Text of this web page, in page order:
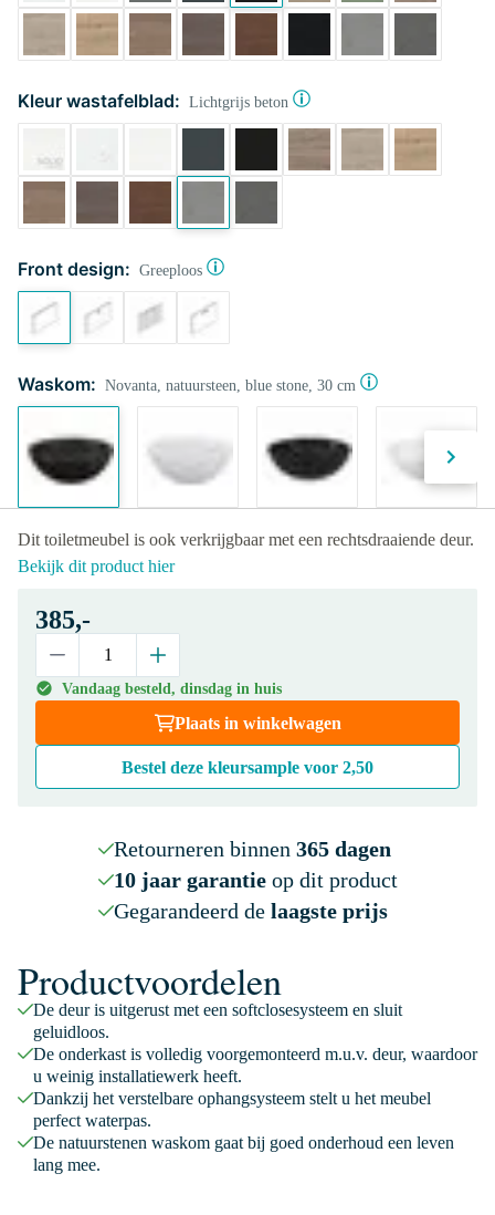
Kleur wastafelblad: Lichtgrijs beton
Front design: Greeploos
Waskom: Novanta, natuursteen, blue stone, 30 cm
Dit toiletmeubel is ook verkrijgbaar met een rechtsdraaiende deur.
Bekijk dit product hier
385,-
Vandaag besteld, dinsdag in huis
Plaats in winkelwagen
Bestel deze kleursample voor 2,50
Retourneren binnen 365 dagen
10 jaar garantieop dit product
Gegarandeerd de laagste prijs
Productvoordelen
De deur is uitgerust met een softclosesysteem en sluit
geluidloos.
De onderkast is volledig voorgemonteerd m.u.v. deur, waardoor
u weinig installatiewerk heeft.
Dankzij het verstelbare ophangsysteem stelt u het meubel
perfect waterpas.
De natuurstenen waskom gaat bij goed onderhoud een leven
lang mee.